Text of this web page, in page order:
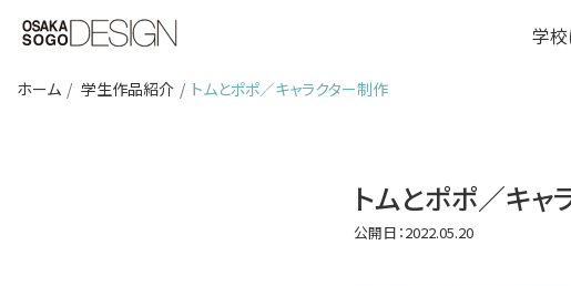
学校
ホーム 学生作品紹介 トムとポポ／キャラクター制作
トムとポポ／キャ
公開日：2022.05.20